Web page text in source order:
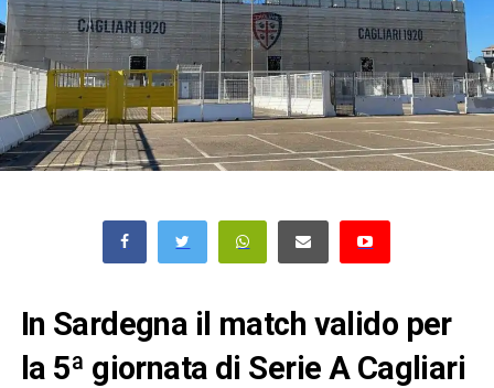
In Sardegna il match valido per
la 5ª giornata di Serie A Cagliari